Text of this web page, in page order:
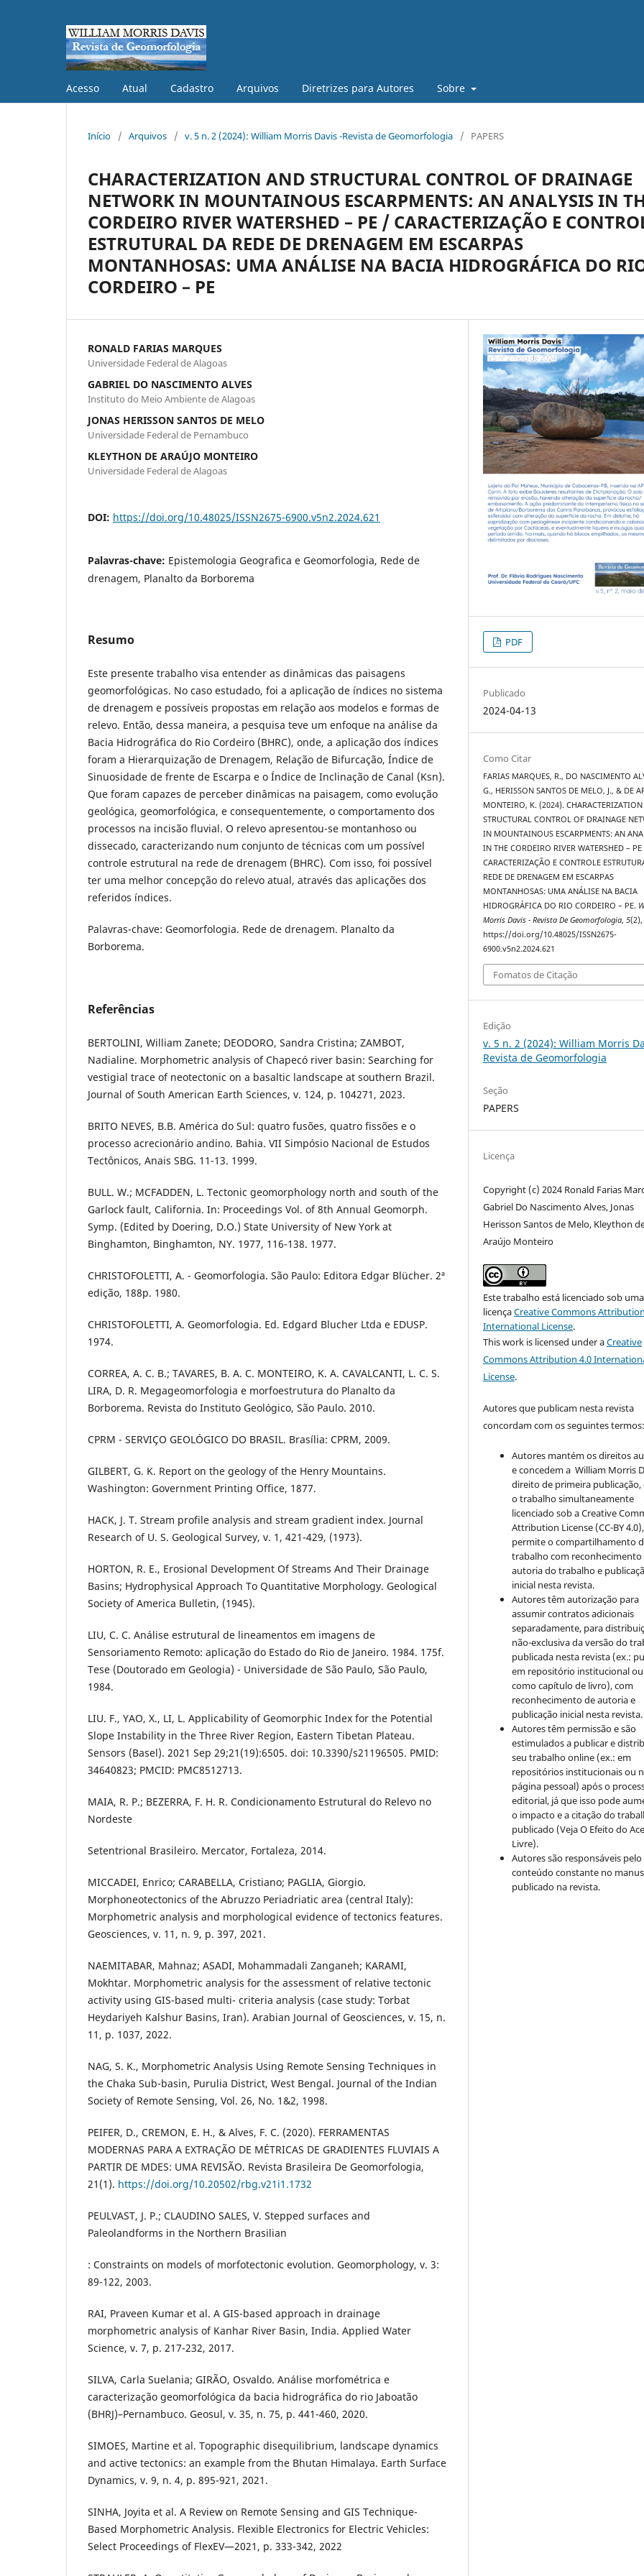
Acesso Atual Cadastro Arquivos Diretrizes para Autores Sobre
Início / Arquivos / v. 5 n. 2 (2024): William Morris Davis -Revista de Geomorfologia / PAPERS
CHARACTERIZATION AND STRUCTURAL CONTROL OF DRAINAGE
NETWORK IN MOUNTAINOUS ESCARPMENTS: AN ANALYSIS IN
CORDEIRO RIVER WATERSHED – PE / CARACTERIZAÇÃO E
ESTRUTURAL DA REDE DE DRENAGEM EM ESCARPAS
MONTANHOSAS: UMA ANÁLISE NA BACIA HIDROGRÁFICA DO
CORDEIRO – PE
RONALD FARIAS MARQUES
Universidade Federal de Alagoas
GABRIEL DO NASCIMENTO ALVES
Instituto do Meio Ambiente de Alagoas
JONAS HERISSON SANTOS DE MELO
Universidade Federal de Pernambuco
KLEYTHON DE ARAÚJO MONTEIRO
Universidade Federal de Alagoas
DOI: https://doi.org/10.48025/ISSN2675-6900.v5n2.2024.621
Palavras-chave: Epistemologia Geografica e Geomorfologia, Rede de
drenagem, Planalto da Borborema
Resumo
Este presente trabalho visa entender as dinâmicas das paisagens
geomorfológicas. No caso estudado, foi a aplicação de índices no sistema
de drenagem e possíveis propostas em relação aos modelos e formas de
relevo. Então, dessa maneira, a pesquisa teve um enfoque na análise da
Bacia Hidrográfica do Rio Cordeiro (BHRC), onde, a aplicação dos índices
foram a Hierarquização de Drenagem, Relação de Bifurcação, Índice de
Sinuosidade de frente de Escarpa e o Índice de Inclinação de Canal (Ksn).
Que foram capazes de perceber dinâmicas na paisagem, como evolução
geológica, geomorfológica, e consequentemente, o comportamento dos
processos na incisão fluvial. O relevo apresentou-se montanhoso ou
dissecado, caracterizando num conjunto de técnicas com um possível
controle estrutural na rede de drenagem (BHRC). Com isso, foi possível
ter uma melhor concepção do relevo atual, através das aplicações dos
referidos índices.
Palavras-chave: Geomorfologia. Rede de drenagem. Planalto da
Borborema.
Referências
BERTOLINI, William Zanete; DEODORO, Sandra Cristina; ZAMBOT,
Nadialine. Morphometric analysis of Chapecó river basin: Searching for
vestigial trace of neotectonic on a basaltic landscape at southern Brazil.
Journal of South American Earth Sciences, v. 124, p. 104271, 2023.
BRITO NEVES, B.B. América do Sul: quatro fusões, quatro fissões e o
processo acrecionário andino. Bahia. VII Simpósio Nacional de Estudos
Tectônicos, Anais SBG. 11-13. 1999.
BULL. W.; MCFADDEN, L. Tectonic geomorphology north and south of the
Garlock fault, California. In: Proceedings Vol. of 8th Annual Geomorph.
Symp. (Edited by Doering, D.O.) State University of New York at
Binghamton, Binghamton, NY. 1977, 116-138. 1977.
CHRISTOFOLETTI, A. - Geomorfologia. São Paulo: Editora Edgar Blücher. 2ª
edição, 188p. 1980.
CHRISTOFOLETTI, A. Geomorfologia. Ed. Edgard Blucher Ltda e EDUSP.
1974.
CORREA, A. C. B.; TAVARES, B. A. C. MONTEIRO, K. A. CAVALCANTI, L. C. S.
LIRA, D. R. Megageomorfologia e morfoestrutura do Planalto da
Borborema. Revista do Instituto Geológico, São Paulo. 2010.
CPRM - SERVIÇO GEOLÓGICO DO BRASIL. Brasília: CPRM, 2009.
GILBERT, G. K. Report on the geology of the Henry Mountains.
Washington: Government Printing Office, 1877.
HACK, J. T. Stream profile analysis and stream gradient index. Journal
Research of U. S. Geological Survey, v. 1, 421-429, (1973).
HORTON, R. E., Erosional Development Of Streams And Their Drainage
Basins; Hydrophysical Approach To Quantitative Morphology. Geological
Society of America Bulletin, (1945).
LIU, C. C. Análise estrutural de lineamentos em imagens de
Sensoriamento Remoto: aplicação do Estado do Rio de Janeiro. 1984. 175f.
Tese (Doutorado em Geologia) - Universidade de São Paulo, São Paulo,
1984.
LIU. F., YAO, X., LI, L. Applicability of Geomorphic Index for the Potential
Slope Instability in the Three River Region, Eastern Tibetan Plateau.
Sensors (Basel). 2021 Sep 29;21(19):6505. doi: 10.3390/s21196505. PMID:
34640823; PMCID: PMC8512713.
MAIA, R. P.; BEZERRA, F. H. R. Condicionamento Estrutural do Relevo no
Nordeste
Setentrional Brasileiro. Mercator, Fortaleza, 2014.
MICCADEI, Enrico; CARABELLA, Cristiano; PAGLIA, Giorgio.
Morphoneotectonics of the Abruzzo Periadriatic area (central Italy):
Morphometric analysis and morphological evidence of tectonics features.
Geosciences, v. 11, n. 9, p. 397, 2021.
NAEMITABAR, Mahnaz; ASADI, Mohammadali Zanganeh; KARAMI,
Mokhtar. Morphometric analysis for the assessment of relative tectonic
activity using GIS-based multi- criteria analysis (case study: Torbat
Heydariyeh Kalshur Basins, Iran). Arabian Journal of Geosciences, v. 15, n.
11, p. 1037, 2022.
NAG, S. K., Morphometric Analysis Using Remote Sensing Techniques in
the Chaka Sub-basin, Purulia District, West Bengal. Journal of the Indian
Society of Remote Sensing, Vol. 26, No. 1&2, 1998.
PEIFER, D., CREMON, E. H., & Alves, F. C. (2020). FERRAMENTAS
MODERNAS PARA A EXTRAÇÃO DE MÉTRICAS DE GRADIENTES FLUVIAIS A
PARTIR DE MDES: UMA REVISÃO. Revista Brasileira De Geomorfologia,
21(1). https://doi.org/10.20502/rbg.v21i1.1732
PEULVAST, J. P.; CLAUDINO SALES, V. Stepped surfaces and
Paleolandforms in the Northern Brasilian
: Constraints on models of morfotectonic evolution. Geomorphology, v. 3:
89-122, 2003.
RAI, Praveen Kumar et al. A GIS-based approach in drainage
morphometric analysis of Kanhar River Basin, India. Applied Water
Science, v. 7, p. 217-232, 2017.
SILVA, Carla Suelania; GIRÃO, Osvaldo. Análise morfométrica e
caracterização geomorfológica da bacia hidrográfica do rio Jaboatão
(BHRJ)–Pernambuco. Geosul, v. 35, n. 75, p. 441-460, 2020.
SIMOES, Martine et al. Topographic disequilibrium, landscape dynamics
and active tectonics: an example from the Bhutan Himalaya. Earth Surface
Dynamics, v. 9, n. 4, p. 895-921, 2021.
SINHA, Joyita et al. A Review on Remote Sensing and GIS Technique-
Based Morphometric Analysis. Flexible Electronics for Electric Vehicles:
Select Proceedings of FlexEV—2021, p. 333-342, 2022
PDF
Publicado
2024-04-13
Como Citar
FARIAS MARQUES, R., DO NASCIMENTO
G., HERISSON SANTOS DE MELO, J., & DE
MONTEIRO, K. (2024).
STRUCTURAL CONTROL OF DRAINAGE
IN MOUNTAINOUS ESCARPMENTS: AN
IN THE CORDEIRO RIVER WATERSHED –
CARACTERIZAÇÃO E CONTROLE
REDE DE DRENAGEM EM ESCARPAS
MONTANHOSAS: UMA ANÁLISE NA BACIA
HIDROGRÁFICA DO RIO CORDEIRO – PE.
Morris Davis - Revista De Geomorfologia,5(2),
https://doi.org/10.48025/ISSN2675-
6900.v5n2.2024.621
Fomatos de Citação
Edição
v. 5 n. 2 (2024): William Morris
Revista de Geomorfologia
Seção
PAPERS
Licença
Copyright (c) 2024 Ronald Farias
Gabriel Do Nascimento Alves, Jonas
Herisson Santos de Melo, Kleython
Araújo Monteiro
Este trabalho está licenciado sob uma
licençaCreative Commons
International License.
This work is licensed under aCreative
Commons Attribution 4.0
License.
Autores que publicam nesta revista
concordam com os seguintes termos:
Autores mantém os direitos
e concedem a William Morris
direito de primeira publicação,
o trabalho simultaneamente
licenciado sob a Creative
Attribution License (CC-BY
permite o compartilhamento
trabalho com reconhecimento
autoria do trabalho e
inicial nesta revista.
Autores têm autorização para
assumir contratos adicionais
separadamente, para
não-exclusiva da versão do
publicada nesta revista (ex.:
em repositório institucional ou
como capítulo de livro), com
reconhecimento de autoria e
publicação inicial nesta revista.
Autores têm permissão e são
estimulados a publicar e
seu trabalho online (ex.: em
repositórios institucionais ou
página pessoal) após o
editorial, já que isso pode
o impacto e a citação do
publicado (Veja O Efeito do
Livre).
Autores são responsáveis pelo
conteúdo constante no
publicado na revista.